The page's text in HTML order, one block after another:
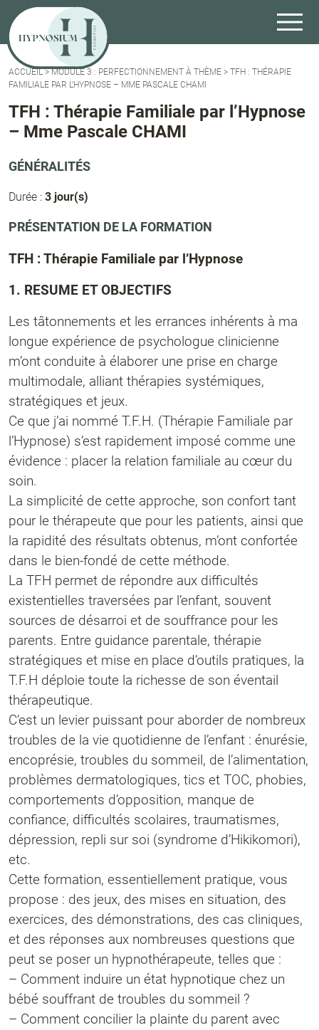
ACCUEIL>MODULE 3 : PERFECTIONNEMENT À THÈME > TFH : THÉRAPIE
FAMILIALE PAR L’HYPNOSE – MME PASCALE CHAMI
TFH : Thérapie Familiale par l’Hypnose
– Mme Pascale CHAMI
GÉNÉRALITÉS
Durée : 3 jour(s)
PRÉSENTATION DE LA FORMATION
TFH : Thérapie Familiale par l’Hypnose
1. RESUME ET OBJECTIFS
Les tâtonnements et les errances inhérents à ma
longue expérience de psychologue clinicienne
m’ont conduite à élaborer une prise en charge
multimodale, alliant thérapies systémiques,
stratégiques et jeux.
Ce que j’ai nommé T.F.H. (Thérapie Familiale par
l’Hypnose) s’est rapidement imposé comme une
évidence : placer la relation familiale au cœur du
soin.
La simplicité de cette approche, son confort tant
pour le thérapeute que pour les patients, ainsi que
la rapidité des résultats obtenus, m’ont confortée
dans le bien-fondé de cette méthode.
La TFH permet de répondre aux difficultés
existentielles traversées par l’enfant, souvent
sources de désarroi et de souffrance pour les
parents. Entre guidance parentale, thérapie
stratégiques et mise en place d’outils pratiques, la
T.F.H déploie toute la richesse de son éventail
thérapeutique.
C’est un levier puissant pour aborder de nombreux
troubles de la vie quotidienne de l’enfant : énurésie,
encoprésie, troubles du sommeil, de l’alimentation,
problèmes dermatologiques, tics et TOC, phobies,
comportements d’opposition, manque de
confiance, difficultés scolaires, traumatismes,
dépression, repli sur soi (syndrome d’Hikikomori),
etc.
Cette formation, essentiellement pratique, vous
propose : des jeux, des mises en situation, des
exercices, des démonstrations, des cas cliniques,
et des réponses aux nombreuses questions que
peut se poser un hypnothérapeute, telles que :
– Comment induire un état hypnotique chez un
bébé souffrant de troubles du sommeil ?
– Comment concilier la plainte du parent avec